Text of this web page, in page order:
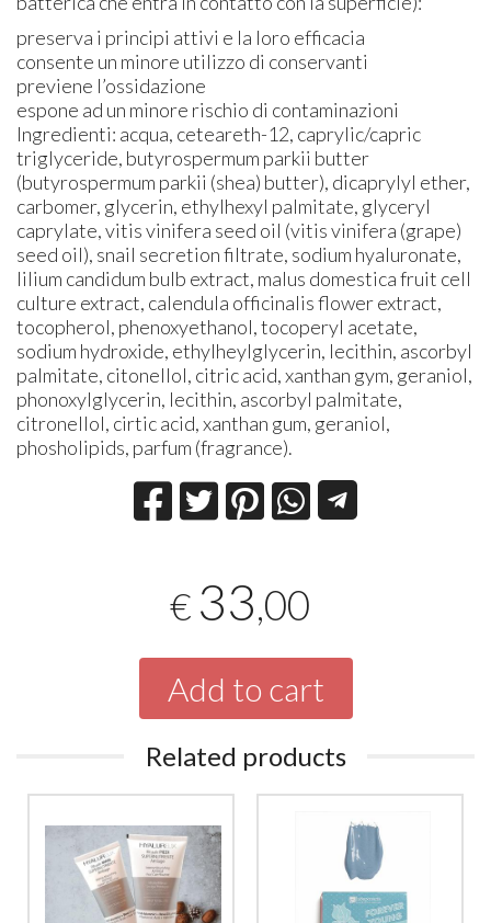
preserva i principi attivi e la loro efficacia
consente un minore utilizzo di conservanti
previene l’ossidazione
espone ad un minore rischio di contaminazioni
Ingredienti: acqua, ceteareth-12, caprylic/capric
triglyceride, butyrospermum parkii butter
(butyrospermum parkii (shea) butter), dicaprylyl ether,
carbomer, glycerin, ethylhexyl palmitate, glyceryl
caprylate, vitis vinifera seed oil (vitis vinifera (grape)
seed oil), snail secretion filtrate, sodium hyaluronate,
lilium candidum bulb extract, malus domestica fruit cell
culture extract, calendula officinalis flower extract,
tocopherol, phenoxyethanol, tocoperyl acetate,
sodium hydroxide, ethylheylglycerin, lecithin, ascorbyl
palmitate, citonellol, citric acid, xanthan gym, geraniol,
phonoxylglycerin, lecithin, ascorbyl palmitate,
citronellol, cirtic acid, xanthan gum, geraniol,
phosholipids, parfum (fragrance).
€ 33,00
Add to cart
Related products